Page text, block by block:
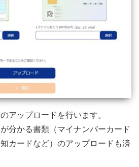
アップロードを行います。
分かる書類（マイナンバーカード
カードなど）のアップロードも済